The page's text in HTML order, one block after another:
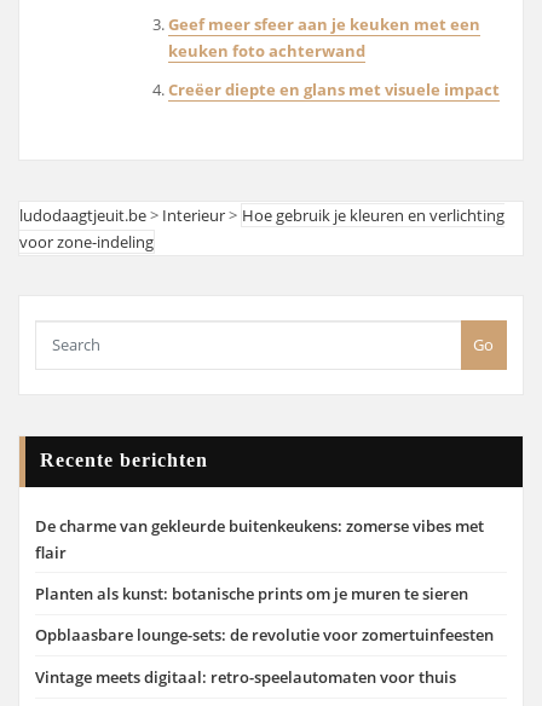
Geef meer sfeer aan je keuken met een
keuken foto achterwand
Creëer diepte en glans met visuele impact
ludodaagtjeuit.be> Interieur> Hoe gebruik je kleuren en verlichting
voor zone-indeling
Go
Recente berichten
De charme van gekleurde buitenkeukens: zomerse vibes met
flair
Planten als kunst: botanische prints om je muren te sieren
Opblaasbare lounge-sets: de revolutie voor zomertuinfeesten
Vintage meets digitaal: retro-speelautomaten voor thuis